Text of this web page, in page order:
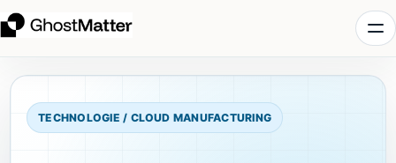
TECHNOLOGIE / CLOUD MANUFACTURING